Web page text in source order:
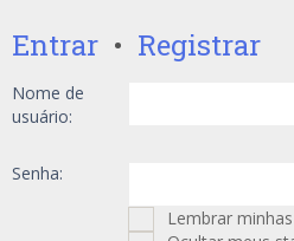
Entrar • Registrar
Nome de
usuário:
Senha:
Lembrar